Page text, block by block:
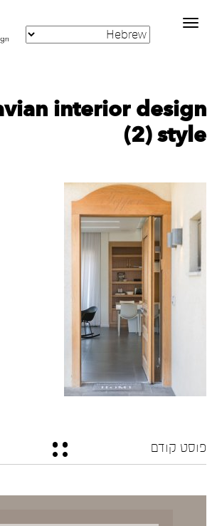
Toggle
navigation
interior design
style‬‏ (2)
פוסט קודם